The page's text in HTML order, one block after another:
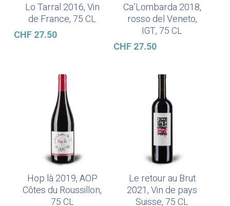
Ajouter Au Panier
Lo Tarral 2016, Vin
de France, 75 CL
CHF27.50
Ajouter Au Panier
Ca’Lombarda 2018,
rosso del Veneto,
IGT, 75 CL
CHF27.50
Ajouter Au Panier
Hop là 2019, AOP
Côtes du Roussillon,
75 CL
Ajouter Au Panier
Le retour au Brut
2021, Vin de pays
Suisse, 75 CL